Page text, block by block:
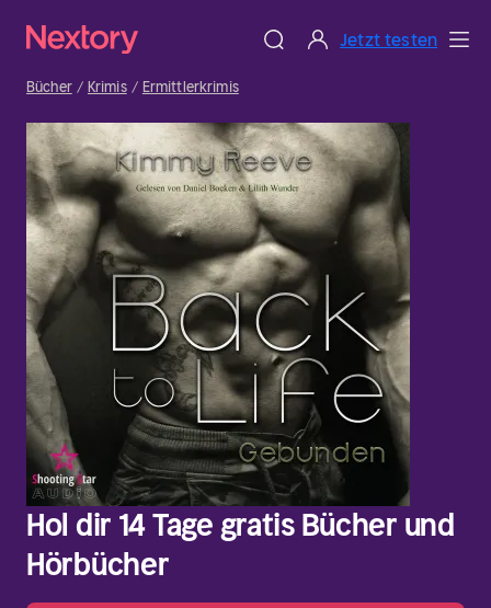
Jetzt testen
Bücher Krimis Ermittlerkrimis
Hol dir 14 Tage gratis Bücher und
Hörbücher